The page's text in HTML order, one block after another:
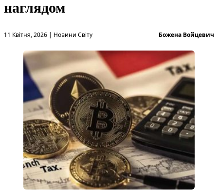
наглядом
11 Квітня, 2026 |
Опубліковано вНовини Світу Божена Войцевич